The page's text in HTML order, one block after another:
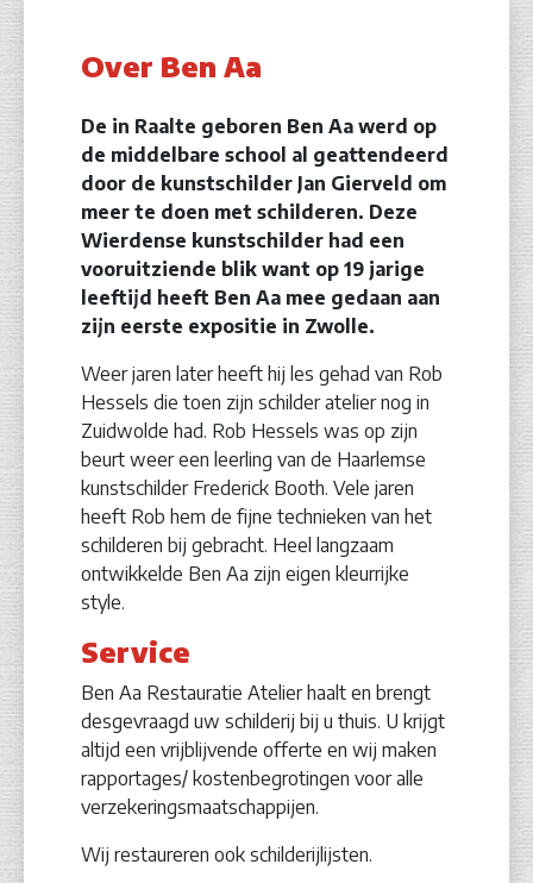
Over Ben Aa
De in Raalte geboren Ben Aa werd op
de middelbare school al geattendeerd
door de kunstschilder Jan Gierveld om
meer te doen met schilderen. Deze
Wierdense kunstschilder had een
vooruitziende blik want op 19 jarige
leeftijd heeft Ben Aa mee gedaan aan
zijn eerste expositie in Zwolle.
Weer jaren later heeft hij les gehad van Rob
Hessels die toen zijn schilder atelier nog in
Zuidwolde had. Rob Hessels was op zijn
beurt weer een leerling van de Haarlemse
kunstschilder Frederick Booth. Vele jaren
heeft Rob hem de fijne technieken van het
schilderen bij gebracht. Heel langzaam
ontwikkelde Ben Aa zijn eigen kleurrijke
style.
Service
Ben Aa Restauratie Atelier haalt en brengt
desgevraagd uw schilderij bij u thuis. U krijgt
altijd een vrijblijvende offerte en wij maken
rapportages/ kostenbegrotingen voor alle
verzekeringsmaatschappijen.
Wij restaureren ook schilderijlijsten.